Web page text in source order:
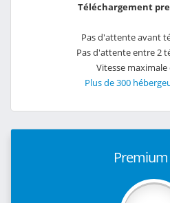
Téléchargement
Pas d'attente avant
Pas d'attente entre 2
Vitesse
Plus de 300
Premium